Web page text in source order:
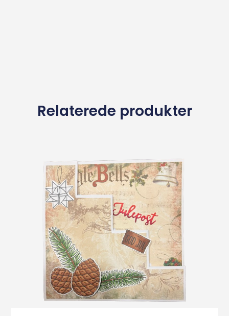
Relaterede produkter